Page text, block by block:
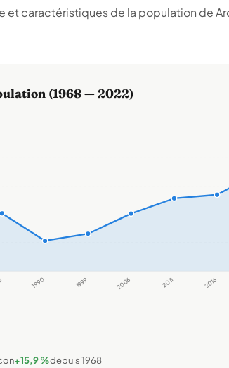
et caractéristiques de la population de
(1968 — 2022)
1990 1999 2006 2011 2016
+15,9 %depuis 1968